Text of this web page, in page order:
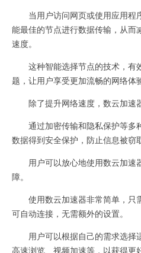
当用户访问网页或使用应用程
能最佳的节点进行数据传输，从而
速度。
这种智能选择节点的技术，有
题，让用户享受更加流畅的网络体
除了提升网络速度，数云加速
通过加密传输和隐私保护等多
数据得到安全保护，防止信息被窃
用户可以放心地使用数云加速
障。
使用数云加速器非常简单，只
可自动连接，无需额外的设置。
用户可以根据自己的需求选择适
高速浏览、视频加速等，以获得更